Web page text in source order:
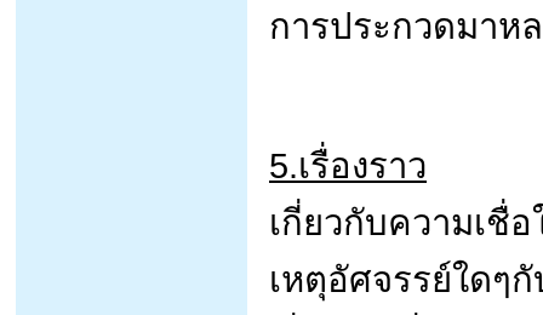
การประกวดมาห
5.เรื่องราว
เกี่ยวกับความเชื่
เหตุอัศจรรย์ใดๆ